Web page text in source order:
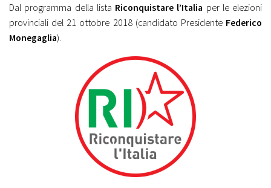
Dal programma della lista Riconquistare l’Italia per le elezioni
provinciali del 21 ottobre 2018 (candidato Presidente Federico
Monegaglia).